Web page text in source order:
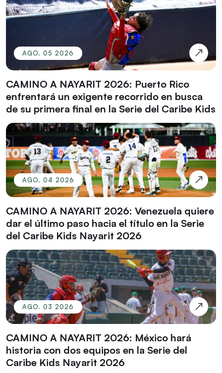
AGO. 05 2026
CAMINO A NAYARIT 2026: Puerto Rico
enfrentará un exigente recorrido en busca
de su primera final en la Serie del Caribe Kids
AGO. 04 2026
CAMINO A NAYARIT 2026: Venezuela quiere
dar el último paso hacia el título en la Serie
del Caribe Kids Nayarit 2026
AGO. 03 2026
CAMINO A NAYARIT 2026: México hará
historia con dos equipos en la Serie del
Caribe Kids Nayarit 2026